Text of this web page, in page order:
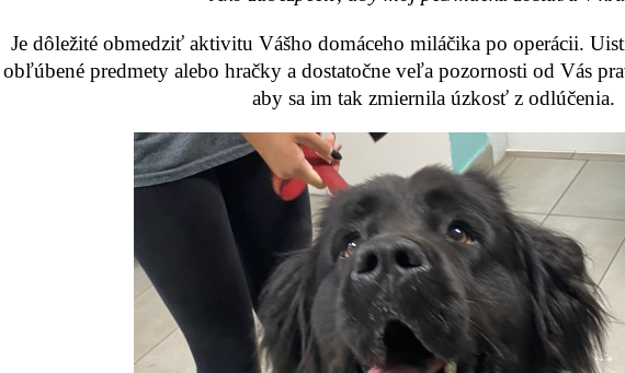
Je dôležité obmedziť aktivitu Vášho domáceho miláčika po operácii.
obľúbené predmety alebo hračky a dostatočne veľa pozornosti od Vás
aby sa im tak zmiernila úzkosť z odlúčenia.